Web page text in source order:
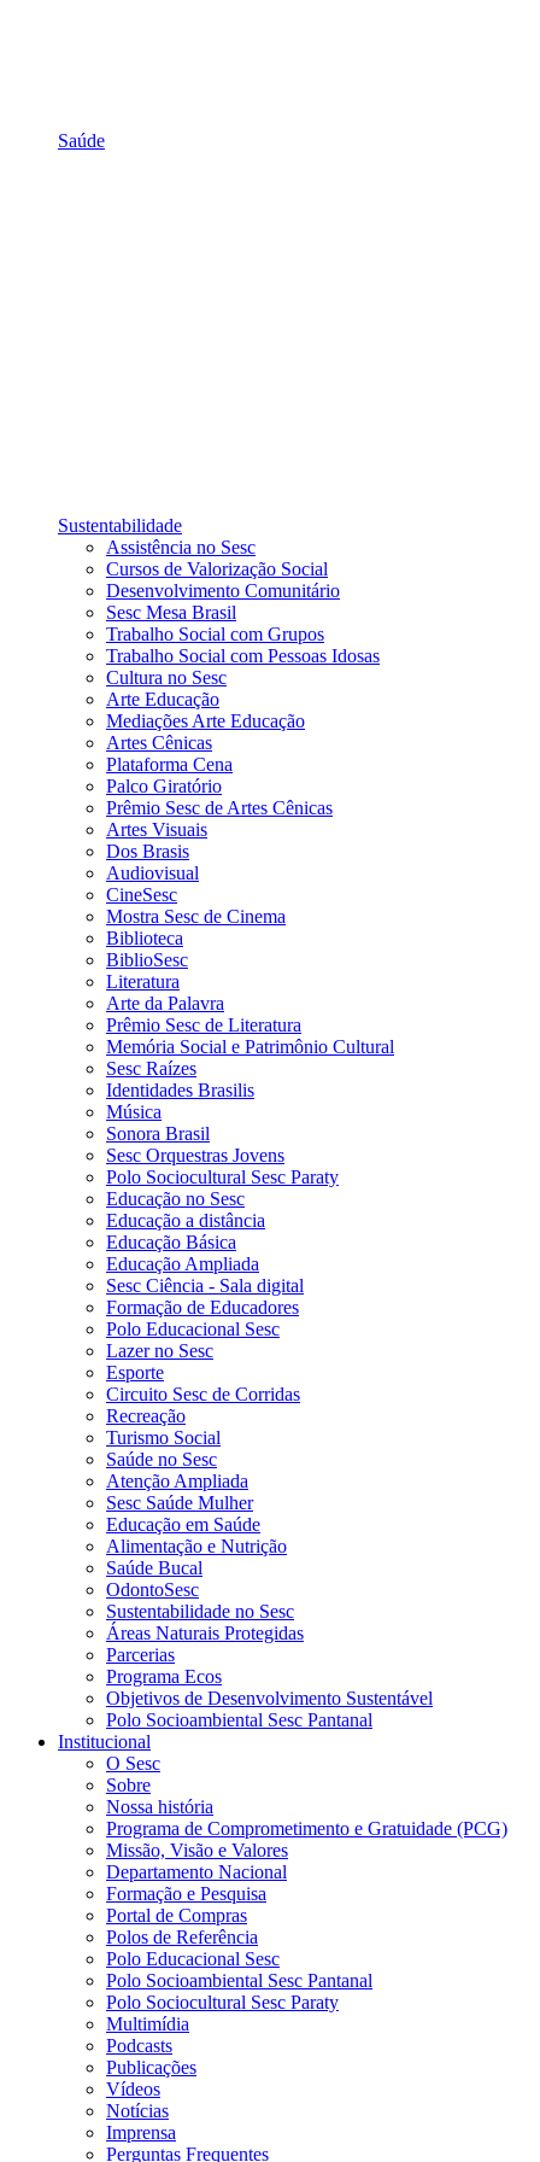
Saúde
Sustentabilidade
Assistência no Sesc
Cursos de Valorização Social
Desenvolvimento Comunitário
Sesc Mesa Brasil
Trabalho Social com Grupos
Trabalho Social com Pessoas Idosas
Cultura no Sesc
Arte Educação
Mediações Arte Educação
Artes Cênicas
Plataforma Cena
Palco Giratório
Prêmio Sesc de Artes Cênicas
Artes Visuais
Dos Brasis
Audiovisual
CineSesc
Mostra Sesc de Cinema
Biblioteca
BiblioSesc
Literatura
Arte da Palavra
Prêmio Sesc de Literatura
Memória Social e Patrimônio Cultural
Sesc Raízes
Identidades Brasilis
Música
Sonora Brasil
Sesc Orquestras Jovens
Polo Sociocultural Sesc Paraty
Educação no Sesc
Educação a distância
Educação Básica
Educação Ampliada
Sesc Ciência - Sala digital
Formação de Educadores
Polo Educacional Sesc
Lazer no Sesc
Esporte
Circuito Sesc de Corridas
Recreação
Turismo Social
Saúde no Sesc
Atenção Ampliada
Sesc Saúde Mulher
Educação em Saúde
Alimentação e Nutrição
Saúde Bucal
OdontoSesc
Sustentabilidade no Sesc
Áreas Naturais Protegidas
Parcerias
Programa Ecos
Objetivos de Desenvolvimento Sustentável
Polo Socioambiental Sesc Pantanal
Institucional
O Sesc
Sobre
Nossa história
Programa de Comprometimento e Gratuidade (PCG)
Missão, Visão e Valores
Departamento Nacional
Formação e Pesquisa
Portal de Compras
Polos de Referência
Polo Educacional Sesc
Polo Socioambiental Sesc Pantanal
Polo Sociocultural Sesc Paraty
Multimídia
Podcasts
Publicações
Vídeos
Notícias
Imprensa
Perguntas Frequentes